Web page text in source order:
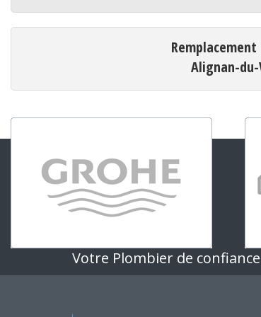
Alignan-
Votre Plombier de